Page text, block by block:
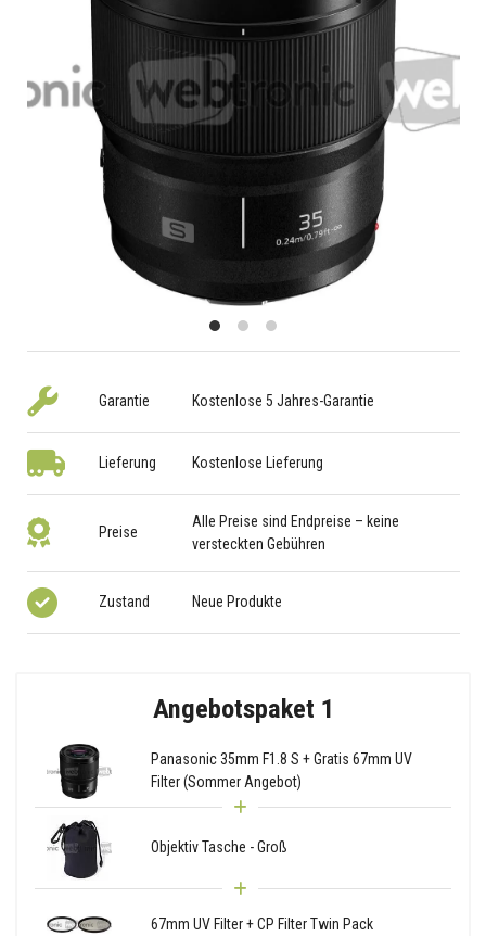
Garantie Kostenlose 5 Jahres-Garantie
Lieferung Kostenlose Lieferung
Preise
Alle Preise sind Endpreise – keine
versteckten Gebühren
Zustand Neue Produkte
Angebotspaket 1
Panasonic 35mm F1.8 S + Gratis 67mm UV
Filter (Sommer Angebot)
Objektiv Tasche - Groß
67mm UV Filter + CP Filter Twin Pack